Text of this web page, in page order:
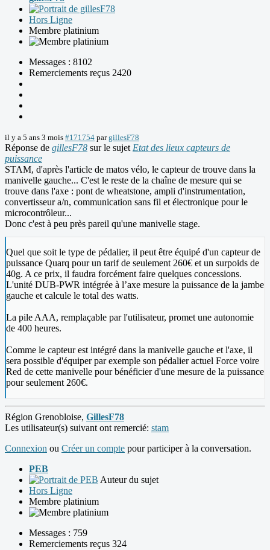
Hors Ligne
Membre platinium
Messages : 8102
Remerciements reçus 2420
il y a 5 ans 3 mois #171754 pargillesF78
Réponse de gillesF78 sur le sujet Etat des lieux capteurs de
puissance
STAM, d'après l'article de matos vélo, le capteur de trouve dans la
manivelle gauche... C'est le reste de la chaîne de mesure qui se
trouve dans l'axe : pont de wheatstone, ampli d'instrumentation,
convertisseur a/n, communication sans fil et électronique pour le
microcontrôleur...
Donc c'est à peu près pareil qu'une manivelle stage.
Quel que soit le type de pédalier, il peut être équipé d'un capteur de
puissance Quarq pour un tarif de seulement 260€ et un surpoids de
40g. A ce prix, il faudra forcément faire quelques concessions.
L'unité DUB-PWR intégrée à l’axe mesure la puissance de la jambe
gauche et calcule le total des watts.
La pile AAA, remplaçable par l'utilisateur, promet une autonomie
de 400 heures.
Comme le capteur est intégré dans la manivelle gauche et l'axe, il
sera possible d'équiper par exemple son pédalier actuel Force voire
Red de cette manivelle pour bénéficier d'une mesure de la puissance
pour seulement 260€.
Région Grenobloise, GillesF78
Les utilisateur(s) suivant ont remercié: stam
Connexion ou Créer un compte pour participer à la conversation.
PEB
Auteur du sujet
Hors Ligne
Membre platinium
Messages : 759
Remerciements reçus 324